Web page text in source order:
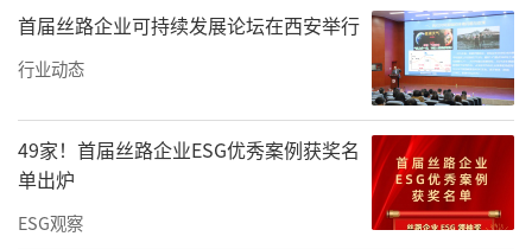
大风新闻：飞翔、正祥、新潮3家驾校联合承包
其余6家驾校，对商洛市区的驾培市场实施统一
王：属实。全国很多地方存在这种联合体。201
6年，我开始从事这项工作。商洛市区驾校形成
该联合体，经历了3个阶段。2017年，市区各驾
首届丝路企业可持续发展论坛在西安举行
行业动态
49家！首届丝路企业ESG优秀案例获奖名
单出炉
ESG观察